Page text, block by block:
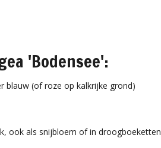
'Bodensee':
blauw (of roze op kalkrijke grond)
ook als snijbloem of in droogboeketten